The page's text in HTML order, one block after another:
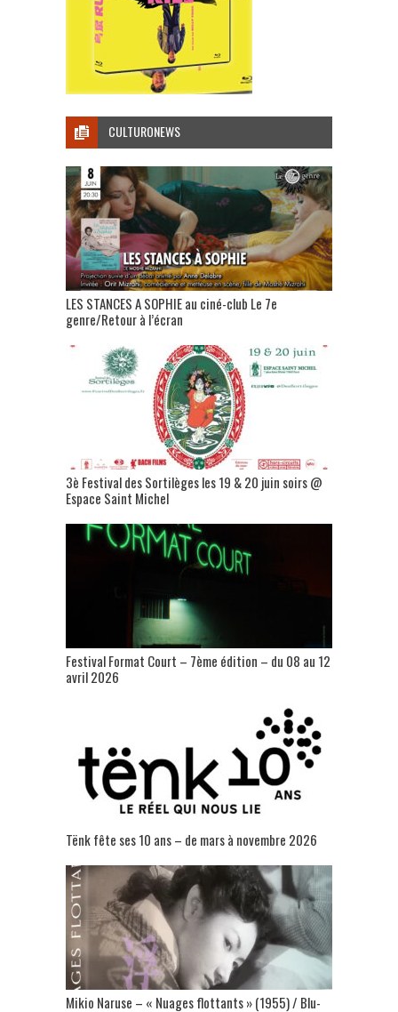
CULTURONEWS
LES STANCES A SOPHIE au ciné-club Le 7e
genre/Retour à l’écran
3è Festival des Sortilèges les 19 & 20 juin soirs @
Espace Saint Michel
Festival Format Court – 7ème édition – du 08 au 12
avril 2026
Tënk fête ses 10 ans – de mars à novembre 2026
Mikio Naruse – « Nuages flottants » (1955) / Blu-